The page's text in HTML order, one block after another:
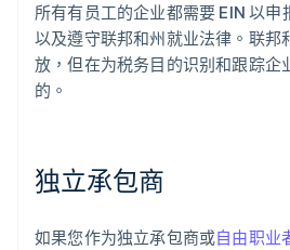
所有有员工的企业都需要 EIN 以申
以及遵守联邦和州就业法律。联邦
放，但在为税务目的识别和跟踪企
的。
独立承包商
如果您作为独立承包商或自由职业